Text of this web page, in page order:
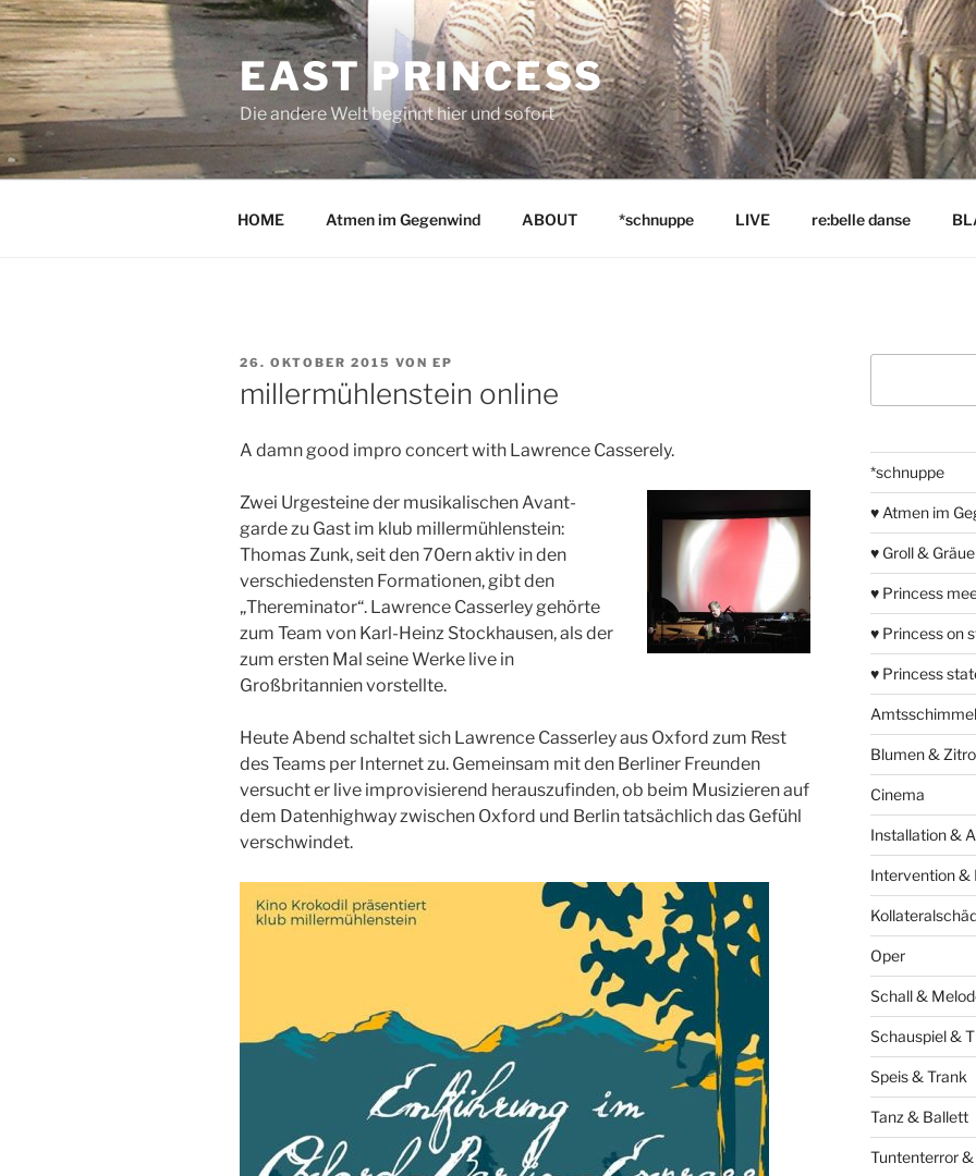
Zum
Inhalt
springen
EAST PRINCESS
Die andere Welt beginnt hier und sofort
HOME Atmen im Gegenwind ABOUT *schnuppe LIVE re:belle danse
VERÖFFENTLICHT
26. OKTOBER 2015 VON EP
millermühlenstein online
A damn good impro concert with Lawrence Casserely.
Zwei Urgesteine der musikalischen Avant-
garde zu Gast im klub millermühlenstein:
Thomas Zunk, seit den 70ern aktiv in den
verschiedensten Formationen, gibt den
„Thereminator“. Lawrence Casserley gehörte
zum Team von Karl-Heinz Stockhausen, als der
zum ersten Mal seine Werke live in
Großbritannien vorstellte.
Heute Abend schaltet sich Lawrence Casserley aus Oxford zum Rest
des Teams per Internet zu. Gemeinsam mit den Berliner Freunden
versucht er live improvisierend herauszufinden, ob beim Musizieren auf
dem Datenhighway zwischen Oxford und Berlin tatsächlich das Gefühl
verschwindet.
*schnuppe
♥ Atmen im
♥ Groll &
♥ Princess
♥ Princess on
♥ Princess
Amtsschimmel
Blumen &
Cinema
Installation &
Intervention &
Oper
Schall &
Schauspiel &
Speis & Trank
Tanz & Ballett
Tuntenterror &